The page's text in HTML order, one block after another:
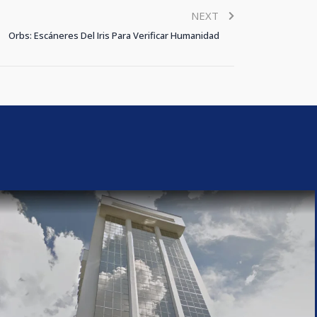
NEXT
Orbs: Escáneres Del Iris Para Verificar Humanidad